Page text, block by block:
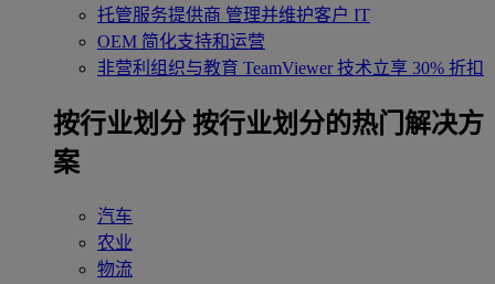
托管服务提供商 管理并维护客户 IT
OEM 简化支持和运营
非营利组织与教育 TeamViewer 技术立享 30% 折扣
‌按行业划分 按行业划分的热门解决方
案
汽车
农业
物流